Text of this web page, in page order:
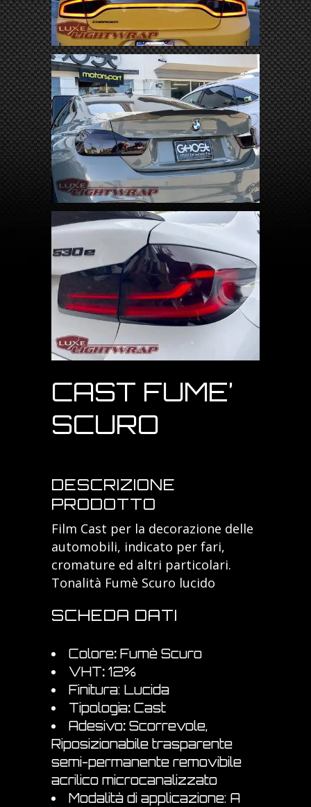
CAST FUME’
SCURO
DESCRIZIONE
PRODOTTO
Film Cast per la decorazione delle
automobili, indicato per fari,
cromature ed altri particolari.
Tonalità Fumè Scuro lucido
SCHEDA DATI
Colore: Fumè Scuro
VHT: 12%
Finitura: Lucida
Tipologia: Cast
Adesivo: Scorrevole,
Riposizionabile trasparente
semi-permanente removibile
acrilico microcanalizzato
Modalità di applicazione: A